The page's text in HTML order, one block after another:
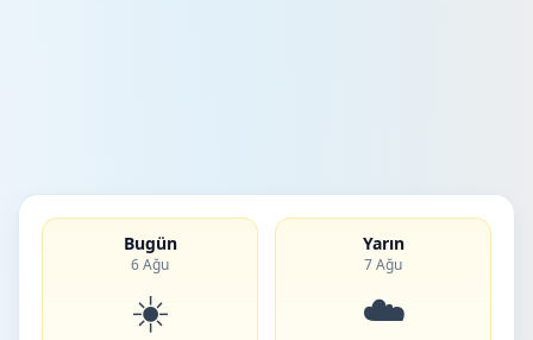
Bugün
6 Ağu
☀️
Yarın
7 Ağu
☁️